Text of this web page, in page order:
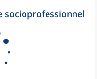
socioprofessionnel